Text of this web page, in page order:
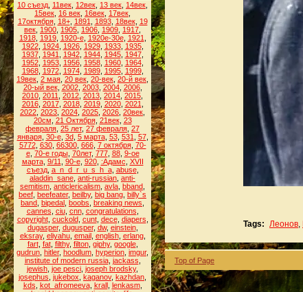
10 съезд 11век 12век 13 век 14век
15век 16 век 16век 17век
17октября, 18+, 1891 1893, 18век, 19
век 1900 1905 1906 1909 1917
1918, 1919, 1920-е, 1920е-30е, 1921
1922, 1924, 1926, 1929, 1933, 1935,
1937, 1941 1942, 1944, 1945, 1947,
1952, 1953, 1956, 1958, 1960, 1964,
1968, 1972, 1974, 1989, 1995, 1999,
19век 2 мая 20 век 20-век 20-й век
20-ый век, 2002, 2003, 2004, 2006,
2010 2011 2012 2013 2014 2015
2016, 2017, 2018, 2019, 2020, 2021
2022 2023 2024 2025 2026 20век
20см 21 Октября, 21век, 23
февраля 25 лет, 27 февраля 27
января, 30-е, 3d, 5 марта, 53, 531 57,
5772, 630, 66300, 666, 7 октября, 70-
е, 70-е годы, 70лет, 777, 88, 9-ое
марта, 9/11 90-е, 920, :Адамс XVII
съезд, a_n_d_r_u_s_h_a, abuse,
aladdin_sane anti-russian anti-
semitism anticlericalism avla bband
beef beefeater, beilby, big bang billy`s
band bipedal boobs breaking news
cannes ciu, cnn, congratulations
copyright, cuckold, cunt, dece, diapers
dugasper, dugusper, dw, einstein,
eksray, eliyahu, email, english, erlang,
fart, fat, filthy, filton, giphy, google,
gudrun hitler, hoodlum hyperion imgur,
institute of modern russia, jackass
jewish joe pesci joseph brodsky,
josephus jukebox kaganov, kazhdan
kds kot_afromeeva, krall, lenkasm,
Tags: Леонов,
Top of Page